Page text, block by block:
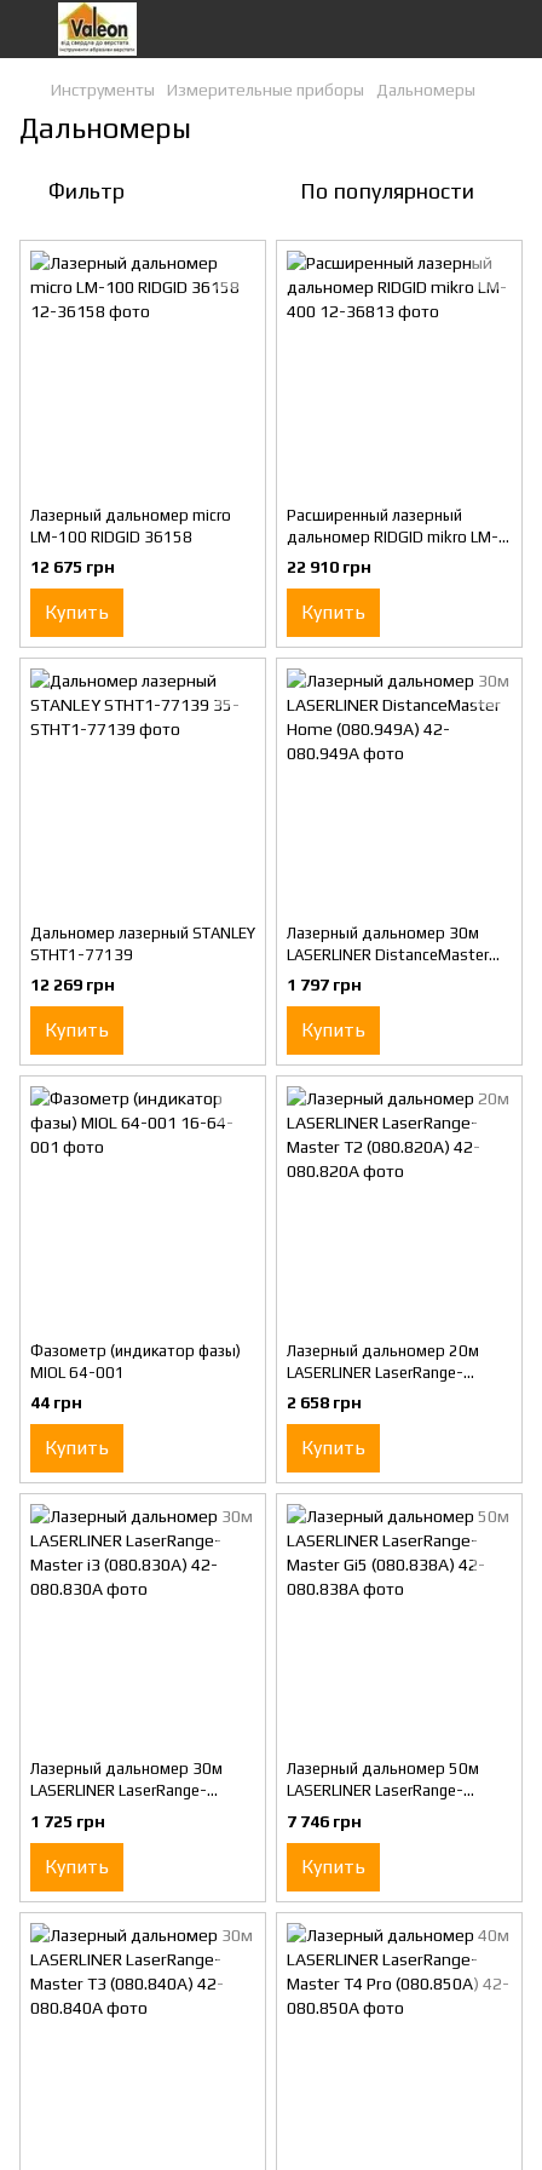
Инструменты Измерительные приборы Дальномеры
Дальномеры
Фильтр По популярности
Лазерный дальномер micro
LM-100 RIDGID 36158
12 675 грн
Купить
Расширенный лазерный
дальномер RIDGID mikro LM-
400
22 910 грн
Купить
Дальномер лазерный STANLEY
STHT1-77139
12 269 грн
Купить
Лазерный дальномер 30м
LASERLINER DistanceMaster
Home (080.949А)
1 797 грн
Купить
Фазометр (индикатор фазы)
MIOL 64-001
44 грн
Купить
Лазерный дальномер 20м
LASERLINER LaserRange-
Master T2 (080.820A)
2 658 грн
Купить
Лазерный дальномер 30м
LASERLINER LaserRange-
Master i3 (080.830А)
1 725 грн
Купить
Лазерный дальномер 50м
LASERLINER LaserRange-
Master Gi5 (080.838А)
7 746 грн
Купить